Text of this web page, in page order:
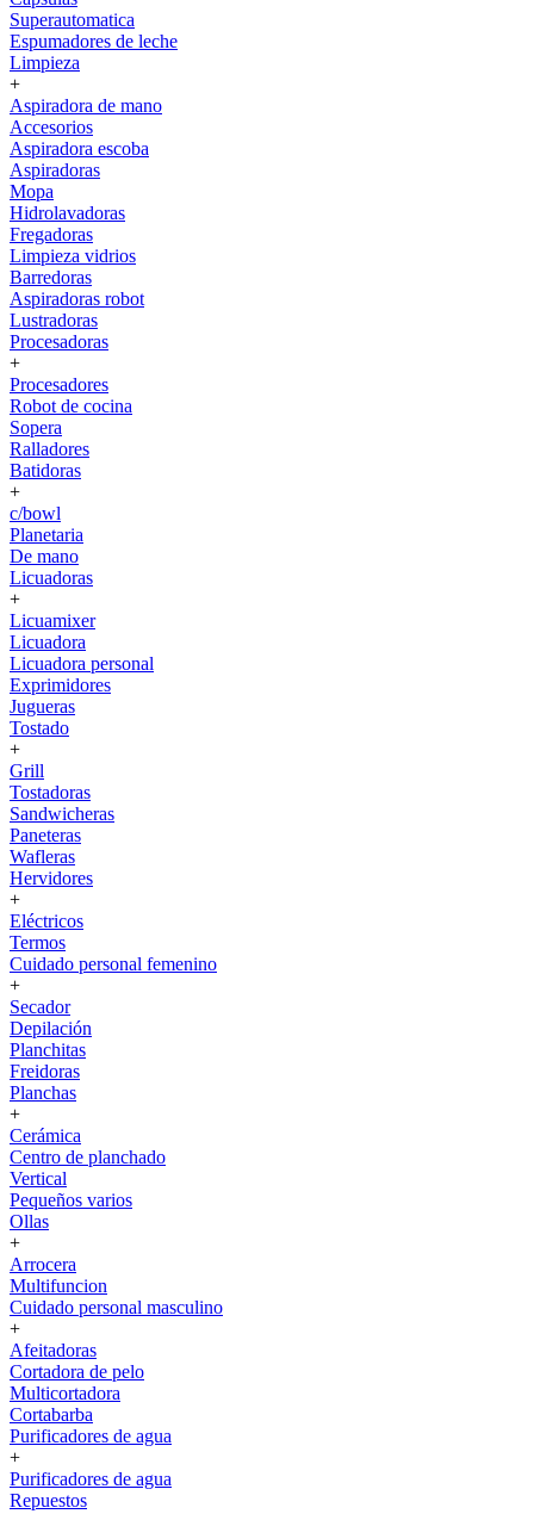
Superautomatica
Espumadores de leche
Limpieza
+
Aspiradora de mano
Accesorios
Aspiradora escoba
Aspiradoras
Mopa
Hidrolavadoras
Fregadoras
Limpieza vidrios
Barredoras
Aspiradoras robot
Lustradoras
Procesadoras
+
Procesadores
Robot de cocina
Sopera
Ralladores
Batidoras
+
c/bowl
Planetaria
De mano
Licuadoras
+
Licuamixer
Licuadora
Licuadora personal
Exprimidores
Jugueras
Tostado
+
Grill
Tostadoras
Sandwicheras
Paneteras
Wafleras
Hervidores
+
Eléctricos
Termos
Cuidado personal femenino
+
Secador
Depilación
Planchitas
Freidoras
Planchas
+
Cerámica
Centro de planchado
Vertical
Pequeños varios
Ollas
+
Arrocera
Multifuncion
Cuidado personal masculino
+
Afeitadoras
Cortadora de pelo
Multicortadora
Cortabarba
Purificadores de agua
+
Purificadores de agua
Repuestos